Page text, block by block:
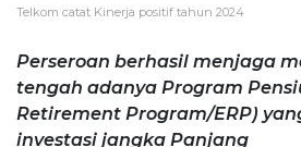
Telkom catat Kinerja positif tahun 2024
Perseroan berhasil menjaga
tengah adanya Program
Retirement Program/ERP)
investasi jangka Panjang